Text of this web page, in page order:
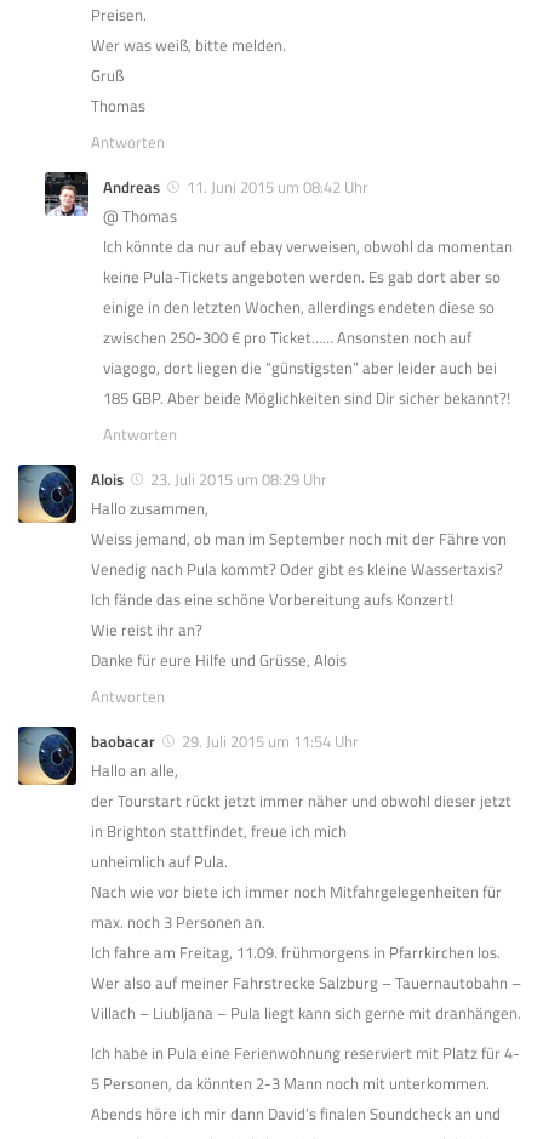
Preisen.
Wer was weiß, bitte melden.
Gruß
Thomas
Antworten
Andreas
11. Juni 2015 um 08:42 Uhr
@ Thomas
Ich könnte da nur auf ebay verweisen, obwohl da momentan
keine Pula-Tickets angeboten werden. Es gab dort aber so
einige in den letzten Wochen, allerdings endeten diese so
zwischen 250-300 € pro Ticket…… Ansonsten noch auf
viagogo, dort liegen die “günstigsten” aber leider auch bei
185 GBP. Aber beide Möglichkeiten sind Dir sicher bekannt?!
Antworten
Alois
23. Juli 2015 um 08:29 Uhr
Hallo zusammen,
Weiss jemand, ob man im September noch mit der Fähre von
Venedig nach Pula kommt? Oder gibt es kleine Wassertaxis?
Ich fände das eine schöne Vorbereitung aufs Konzert!
Wie reist ihr an?
Danke für eure Hilfe und Grüsse, Alois
Antworten
baobacar
29. Juli 2015 um 11:54 Uhr
Hallo an alle,
der Tourstart rückt jetzt immer näher und obwohl dieser jetzt
in Brighton stattfindet, freue ich mich
unheimlich auf Pula.
Nach wie vor biete ich immer noch Mitfahrgelegenheiten für
max. noch 3 Personen an.
Ich fahre am Freitag, 11.09. frühmorgens in Pfarrkirchen los.
Wer also auf meiner Fahrstrecke Salzburg – Tauernautobahn –
Villach – Liubljana – Pula liegt kann sich gerne mit dranhängen.
Ich habe in Pula eine Ferienwohnung reserviert mit Platz für 4-
5 Personen, da könnten 2-3 Mann noch mit unterkommen.
Abends höre ich mir dann David’s finalen Soundcheck an und